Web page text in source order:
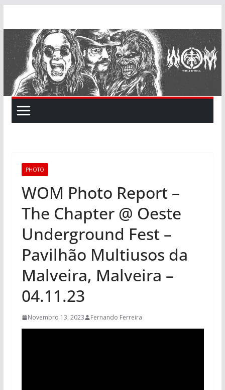
content
PHOTO
WOM Photo Report –
The Chapter @ Oeste
Underground Fest –
Pavilhão Multiusos da
Malveira, Malveira –
04.11.23
Novembro 13, 2023 Fernando Ferreira